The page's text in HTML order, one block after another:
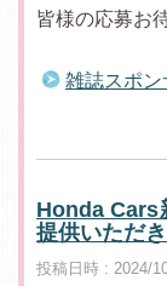
皆様の応募お
雑誌スポ
Honda Cars
提供いただ
投稿日時 : 2024/